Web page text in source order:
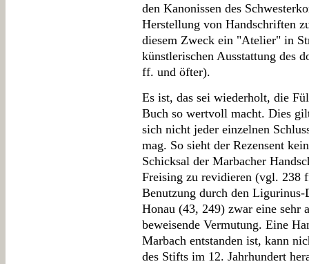
den Kanonissen des
Herstellung von Handschriften
diesem Zweck ein "Atelier" in
künstlerischen Ausstattung des
ff. und öfter).
Es ist, das sei wiederholt, die
Buch so wertvoll macht. Dies
sich nicht jeder einzelnen
mag. So sieht der Rezensent
Schicksal der Marbacher
Freising zu revidieren (vgl. 238
Benutzung durch den
Honau (43, 249) zwar eine sehr
beweisende Vermutung. Eine
Marbach entstanden ist, kann
des Stifts im 12. Jahrhundert